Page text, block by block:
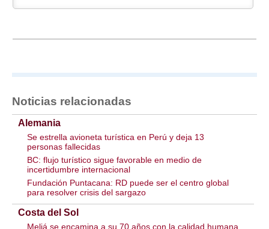
Noticias relacionadas
Alemania
Se estrella avioneta turística en Perú y deja 13
personas fallecidas
BC: flujo turístico sigue favorable en medio de
incertidumbre internacional
Fundación Puntacana: RD puede ser el centro global
para resolver crisis del sargazo
Costa del Sol
Meliá se encamina a su 70 años con la calidad humana